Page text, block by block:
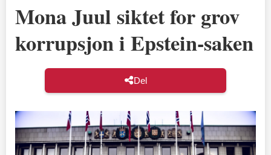
Mona Juul siktet for grov
korrupsjon i Epstein-saken
Del